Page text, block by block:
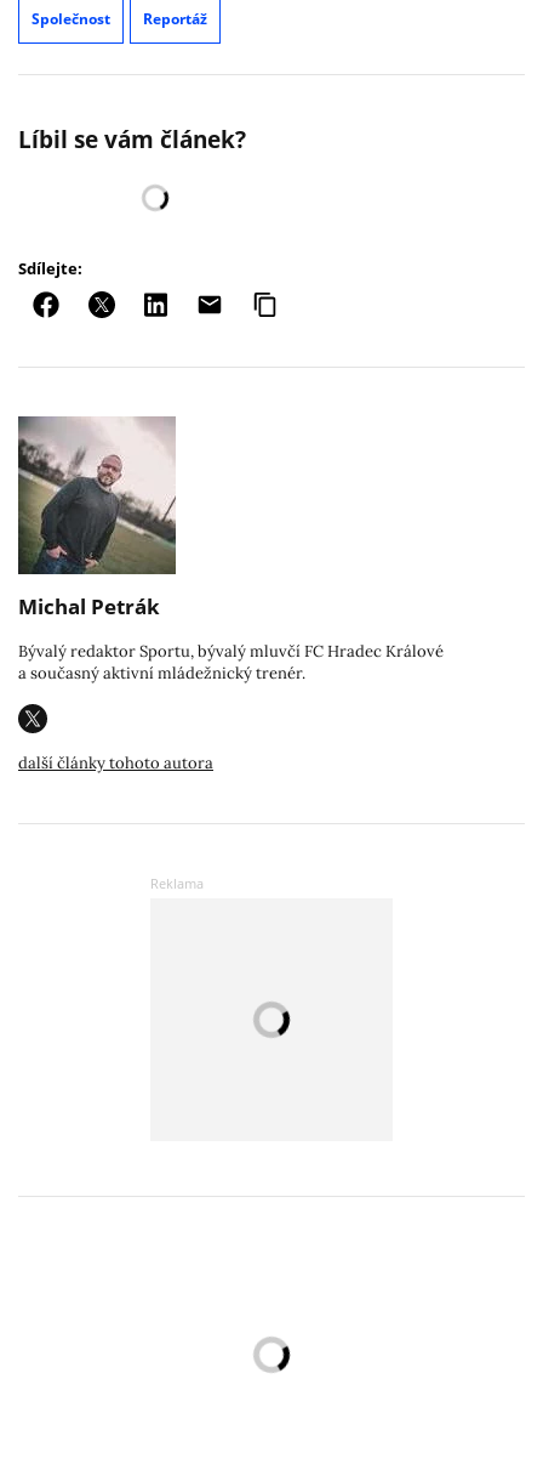
Společnost Reportáž
Líbil se vám článek?
Sdílejte:
Michal Petrák
Bývalý redaktor Sportu, bývalý mluvčí FC Hradec Králové
a současný aktivní mládežnický trenér.
další články tohoto autora